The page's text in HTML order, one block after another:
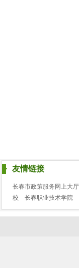
友情链接
长春市政策服务网上大厅
校
长春职业技术学院